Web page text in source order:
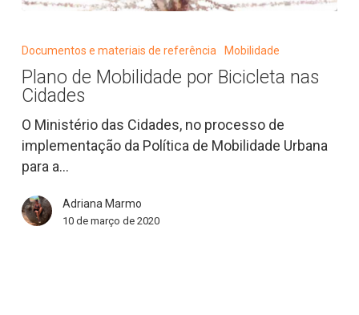
de
por
Bicicleta
nas
Cidades
Documentos e materiais de referência Mobilidade
Plano de Mobilidade por Bicicleta nas
Cidades
O Ministério das Cidades, no processo de
implementação da Política de Mobilidade Urbana
para a…
Adriana Marmo
10 de março de 2020